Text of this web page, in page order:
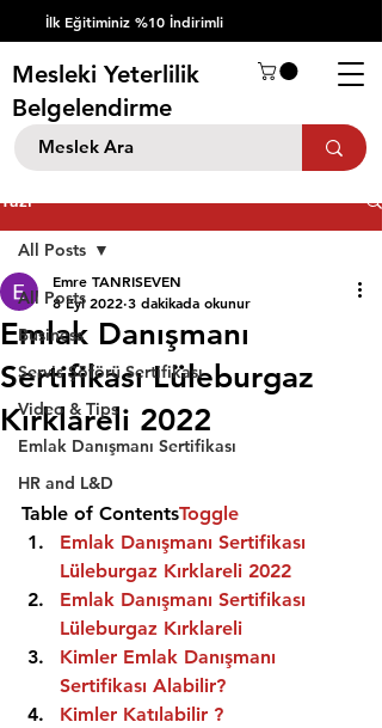
İlk Eğitiminiz %10 İndirimli
Mesleki Yeterlilik
Belgelendirme
Yazı
All Posts
Business
Servis Şöförü Sertifikası
Video & Tips
Emlak Danışmanı Sertifikası
HR and L&D
All Posts
Emlak Danışmanı
Sertifikası Lüleburgaz
Kırklareli 2022
Emre TANRISEVEN
8 Eyl 2022 3 dakikada okunur
Table of ContentsToggle
Emlak Danışmanı Sertifikası
Lüleburgaz Kırklareli 2022
Emlak Danışmanı Sertifikası
Lüleburgaz Kırklareli
Kimler Emlak Danışmanı
Sertifikası Alabilir?
Kimler Katılabilir ?